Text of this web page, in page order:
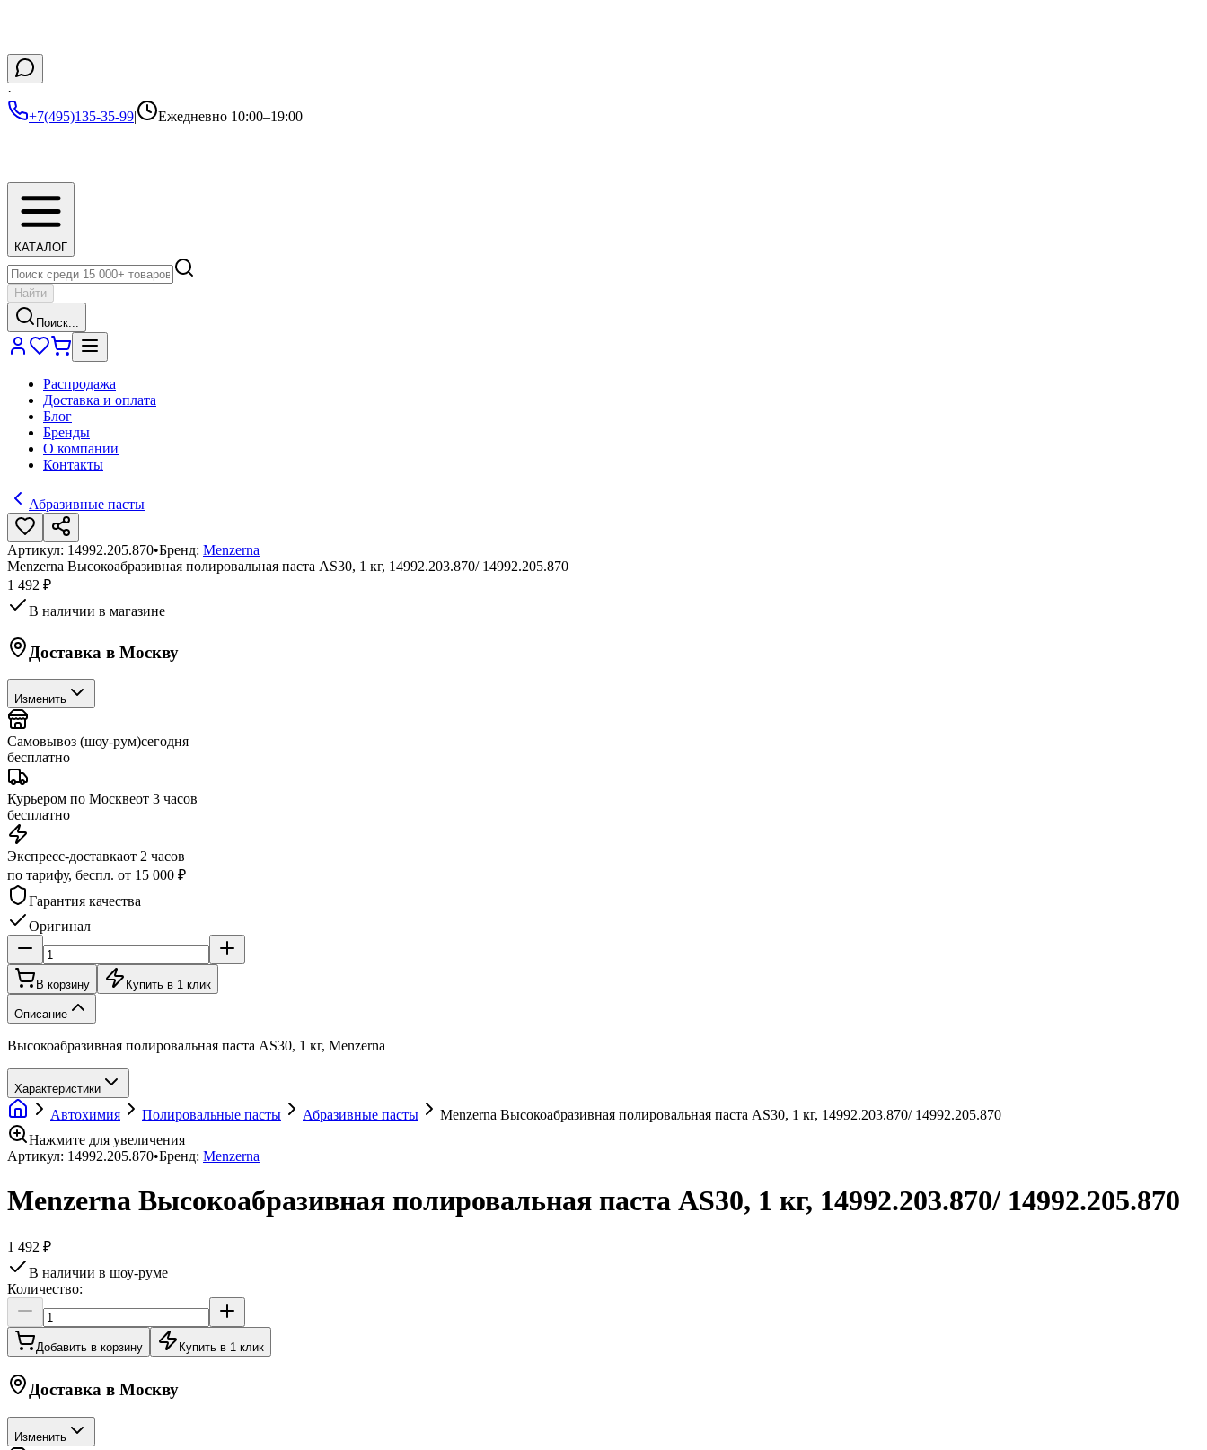
·
+7(495)135-35-99| Ежедневно 10:00–19:00
КАТАЛОГ
Найти
Поиск...
Распродажа
Доставка и оплата
Блог
Бренды
О компании
Контакты
Абразивные пасты
Артикул: 14992.205.870•Бренд: Menzerna
Menzerna Высокоабразивная полировальная паста AS30, 1 кг, 14992.203.870/ 14992.205.870
1 492 ₽
В наличии в магазине
Доставка в Москву
Изменить
Самовывоз (шоу-рум)сегодня
бесплатно
Курьером по Москвеот 3 часов
бесплатно
Экспресс-доставкаот 2 часов
по тарифу, беспл. от 15 000 ₽
Гарантия качества
Оригинал
В корзину Купить в 1 клик
Описание
Высокоабразивная полировальная паста AS30, 1 кг, Menzerna
Характеристики
Автохимия Полировальные пасты Абразивные пасты
Menzerna Высокоабразивная полировальная паста AS30, 1 кг, 14992.203.870/ 14992.205.870
Нажмите для увеличения
Артикул: 14992.205.870•Бренд: Menzerna
Menzerna Высокоабразивная полировальная паста AS30, 1 кг, 14992.203.870/ 14992.205.870
1 492 ₽
В наличии в шоу-руме
Количество:
Добавить в корзину Купить в 1 клик
Доставка в Москву
Изменить